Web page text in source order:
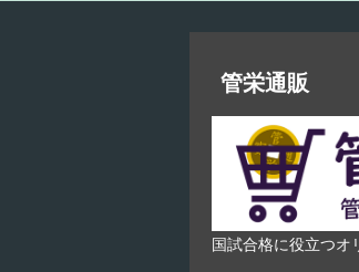
管栄通販
国試合格に役立つオ